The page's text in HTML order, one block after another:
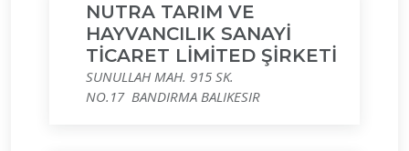
NUTRA TARIM VE
HAYVANCILIK SANAYİ
TİCARET LİMİTED ŞİRKETİ
SUNULLAH MAH. 915 SK.
NO.17 BANDIRMA BALIKESIR